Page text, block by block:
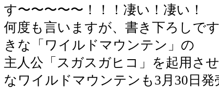
す〜〜〜〜〜！！！凄い！凄い！
何度も言いますが、書き下ろしで
きな「ワイルドマウンテン」の
主人公「スガスガヒコ」を起用さ
なワイルドマウンテンも3月30日